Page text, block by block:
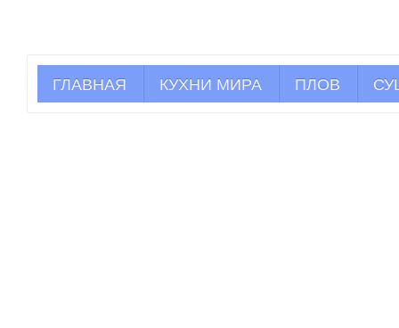
ГЛАВНАЯ КУХНИ МИРА ПЛОВ